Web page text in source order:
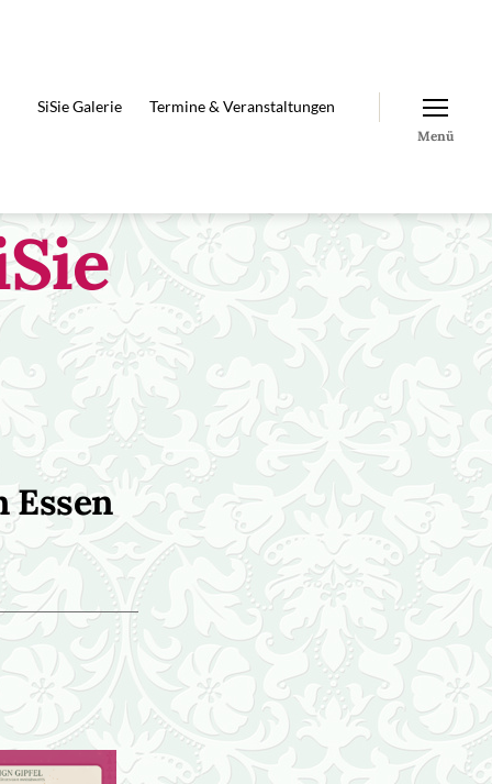
SiSie Galerie Termine & Veranstaltungen
Menü
Essen